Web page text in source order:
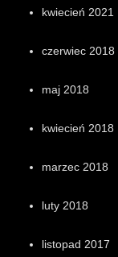
kwiecień 2021
czerwiec 2018
maj 2018
kwiecień 2018
marzec 2018
luty 2018
listopad 2017